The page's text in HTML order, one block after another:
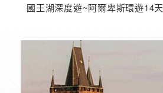
國王湖深度遊~阿爾卑斯環遊14天